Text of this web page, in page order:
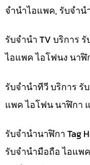
จำนำไอแพค, รับจำน
รับจำนำ TV บริการ
ไอแพค ไอโฟนง นาฬิ
รับจำนำทีวี บริการ รั
แพค ไอโฟน นาฬิกา
รับจำนำนาฬิกา Tag
รับจำนำมือถือ ไอแพ